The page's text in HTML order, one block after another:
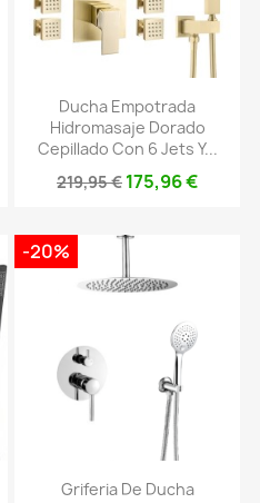
Ducha Empotrada
Hidromasaje Dorado
Cepillado Con 6 Jets Y...
219,95 € 175,96 €
Griferia De Ducha
-20%